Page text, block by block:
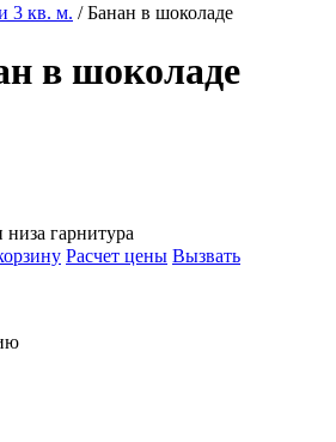
3 кв. м. / Банан в шоколаде
в шоколаде
низа гарнитура
Расчет цены Вызвать